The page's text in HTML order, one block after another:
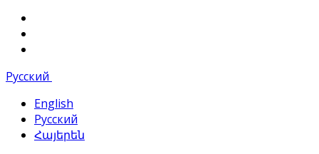
Русский
English
Русский
Հայերեն